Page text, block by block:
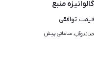
گالوانیزه منبع
قیمت توافقی
میاندوآب، ساعاتی پیش